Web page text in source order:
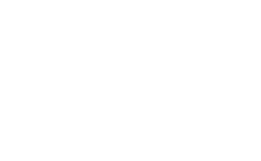
拆卸维修。